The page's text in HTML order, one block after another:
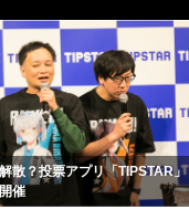
散？投票アプリ「TIPSTAR」
催